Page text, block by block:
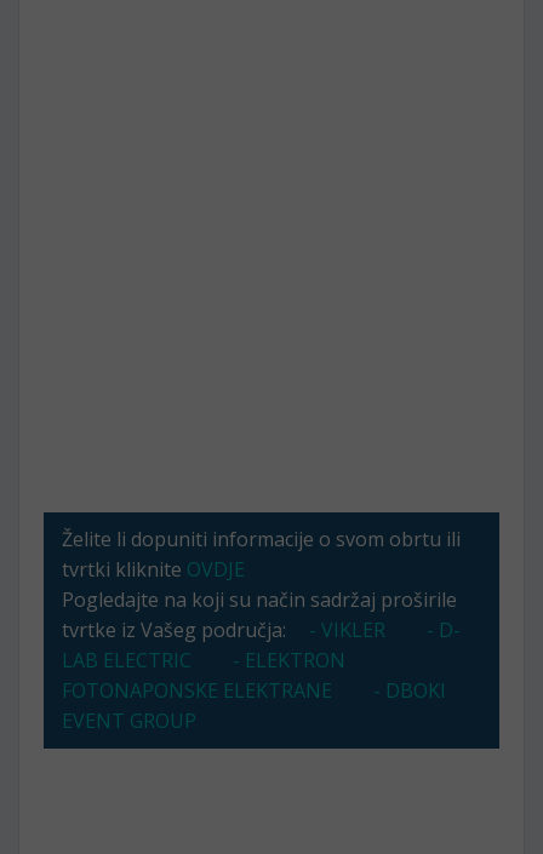
Želite li dopuniti informacije o svom obrtu ili
tvrtki kliknite OVDJE
Pogledajte na koji su način sadržaj proširile
tvrtke iz Vašeg područja:
- VIKLER
- D-
LAB ELECTRIC
- ELEKTRON
FOTONAPONSKE ELEKTRANE
- DBOKI
EVENT GROUP